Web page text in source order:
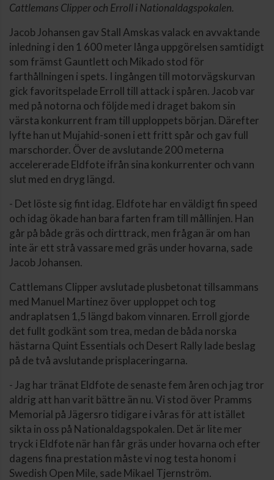
Cattlemans Clipper och Erroll i Nationaldagspokalen.
Jacob Johansen gav Stall Amskas valack en avvaktande
inledning i den 1 600 meter långa uppgörelsen samtidigt
som främst Gauntlett och Mikado stod för
farthållningen i spets. I ingången till motorvägskurvan
gick favoritspelade Erroll till attack i spåren. Jacob var
med på notorna och följde med i draget bakom sin
värsta konkurrent fram till upploppets början. Därefter
lyfte han ut Mujahid-sonen i ett fritt spår och gav full
marschorder. Över de avslutande 200 meterna
accelererade Eldfote ifrån sina konkurrenter och vann
slut med en dryg längd.
- Det löste sig fint idag. Eldfote har en väldigt fin speed
och idag ökade han bara farten fram till mållinjen. Han
går på både gräs och dirttrack, men frågan är om han
inte är ett strå vassare med gräs under hovarna, sade
Jacob Johansen.
Cattlemans Clipper avslutade plusbetonat tillsammans
med Manuel Martinez över upploppet och tog
andraplatsen 1,5 längd bakom vinnaren. Erroll gjorde
det fullt godkänt som trea, medan de båda norska
hästarna Quint Essentials och Desert Rally lade beslag
på de två avslutande prisplaceringarna.
- Jag har tränat Eldfote de senaste fem åren och jag tror
aldrig att han varit bättre än nu. Vi stod över Pramms
Memorial på Jägersro tidigare i våras för att istället
sikta in oss på Nationaldagspokalen. Det är lite mer
tryck i Eldfote när han får gräs under hovarna och efter
dagens fina prestation måste vi nog testa honom i
Swedish Open Mile, sade Mikael Tjernström.